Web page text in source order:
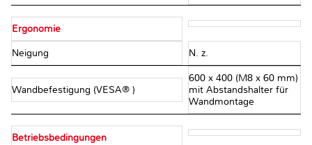
Ergonomie
Neigung N. z.
Wandbefestigung (VESA® )
600 x 400 (M8 x 60 mm)
mit Abstandshalter für
Wandmontage
Betriebsbedingungen